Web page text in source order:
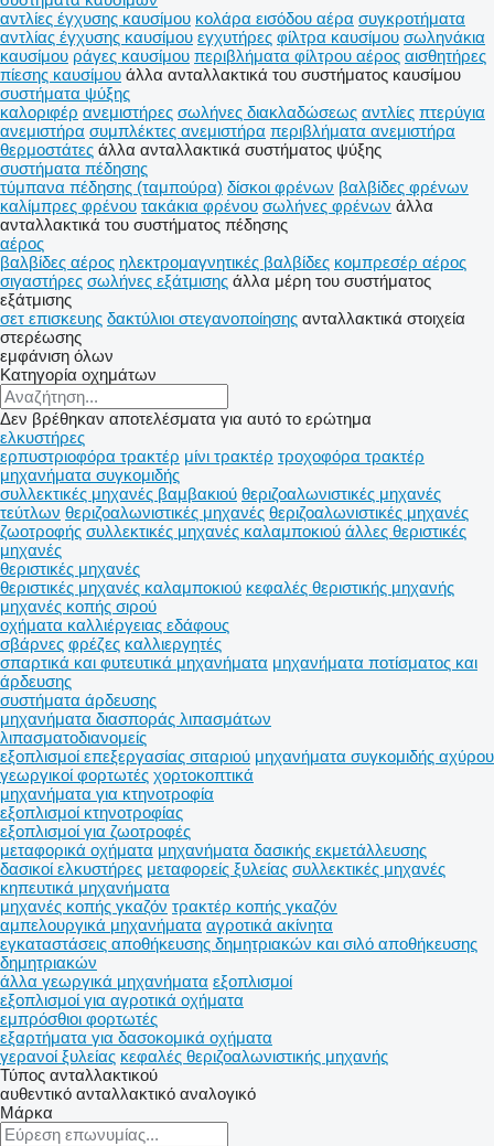
αντλίες έγχυσης καυσίμου κολάρα εισόδου αέρα συγκροτήματα
αντλίας έγχυσης καυσίμου εγχυτήρες φίλτρα καυσίμου σωληνάκια
καυσίμου ράγες καυσίμου περιβλήματα φίλτρου αέρος αισθητήρες
πίεσης καυσίμου άλλα ανταλλακτικά του συστήματος καυσίμου
συστήματα ψύξης
καλοριφέρ ανεμιστήρες σωλήνες διακλαδώσεως αντλίες πτερύγια
ανεμιστήρα συμπλέκτες ανεμιστήρα περιβλήματα ανεμιστήρα
θερμοστάτες άλλα ανταλλακτικά συστήματος ψύξης
συστήματα πέδησης
τύμπανα πέδησης (ταμπούρα) δίσκοι φρένων βαλβίδες φρένων
καλίμπρες φρένου τακάκια φρένου σωλήνες φρένων άλλα
ανταλλακτικά του συστήματος πέδησης
αέρος
βαλβίδες αέρος ηλεκτρομαγνητικές βαλβίδες κομπρεσέρ αέρος
σιγαστήρες σωλήνες εξάτμισης άλλα μέρη του συστήματος
εξάτμισης
σετ επισκευης δακτύλιοι στεγανοποίησης ανταλλακτικά στοιχεία
στερέωσης
εμφάνιση όλων
Κατηγορία οχημάτων
Δεν βρέθηκαν αποτελέσματα για αυτό το ερώτημα
ελκυστήρες
ερπυστριοφόρα τρακτέρ μίνι τρακτέρ τροχοφόρα τρακτέρ
μηχανήματα συγκομιδής
συλλεκτικές μηχανές βαμβακιού θεριζοαλωνιστικές μηχανές
τεύτλων θεριζοαλωνιστικές μηχανές θεριζοαλωνιστικές μηχανές
ζωοτροφής συλλεκτικές μηχανές καλαμποκιού άλλες θεριστικές
μηχανές
θεριστικές μηχανές
θεριστικές μηχανές καλαμποκιού κεφαλές θεριστικής μηχανής
μηχανές κοπής σιρού
οχήματα καλλιέργειας εδάφους
σβάρνες φρέζες καλλιεργητές
σπαρτικά και φυτευτικά μηχανήματα μηχανήματα ποτίσματος και
άρδευσης
συστήματα άρδευσης
μηχανήματα διασποράς λιπασμάτων
λιπασματοδιανομείς
εξοπλισμοί επεξεργασίας σιταριού μηχανήματα συγκομιδής αχύρου
γεωργικοί φορτωτές χορτοκοπτικά
μηχανήματα για κτηνοτροφία
εξοπλισμοί κτηνοτροφίας
εξοπλισμοί για ζωοτροφές
μεταφορικά οχήματα μηχανήματα δασικής εκμετάλλευσης
δασικοί ελκυστήρες μεταφορείς ξυλείας συλλεκτικές μηχανές
κηπευτικά μηχανήματα
μηχανές κοπής γκαζόν τρακτέρ κοπής γκαζόν
αμπελουργικά μηχανήματα αγροτικά ακίνητα
εγκαταστάσεις αποθήκευσης δημητριακών και σιλό αποθήκευσης
δημητριακών
άλλα γεωργικά μηχανήματα εξοπλισμοί
εξοπλισμοί για αγροτικά οχήματα
εμπρόσθιοι φορτωτές
εξαρτήματα για δασοκομικά οχήματα
γερανοί ξυλείας κεφαλές θεριζοαλωνιστικής μηχανής
Τύπος ανταλλακτικού
αυθεντικό ανταλλακτικό αναλογικό
Μάρκα